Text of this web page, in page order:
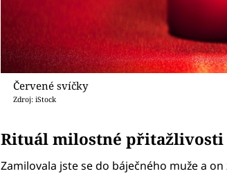
Červené svíčky
Zdroj: iStock
Rituál milostné přitažlivosti
Zamilovala jste se do báječného muže a